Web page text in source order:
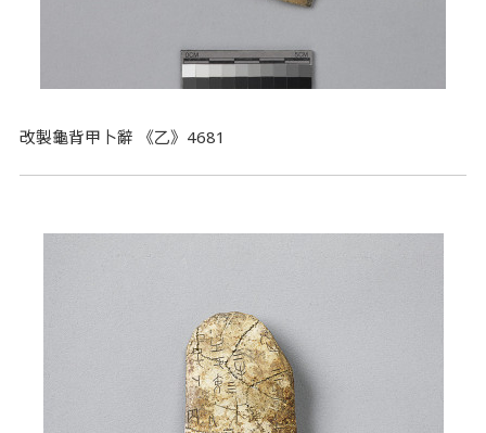
改製龜背甲卜辭 《乙》4681